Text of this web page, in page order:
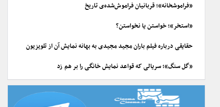
«فراموشخانه»؛ قربانیان فراموش‌شده‌ی تاریخ
«استخر»؛ خواستن یا نخواستن؟
حقایقی درباره فیلم باران مجید مجیدی به بهانه نمایش آن از تلویزیون
«گل سنگ»؛ سریالی که قواعد نمایش خانگی را بر هم زد